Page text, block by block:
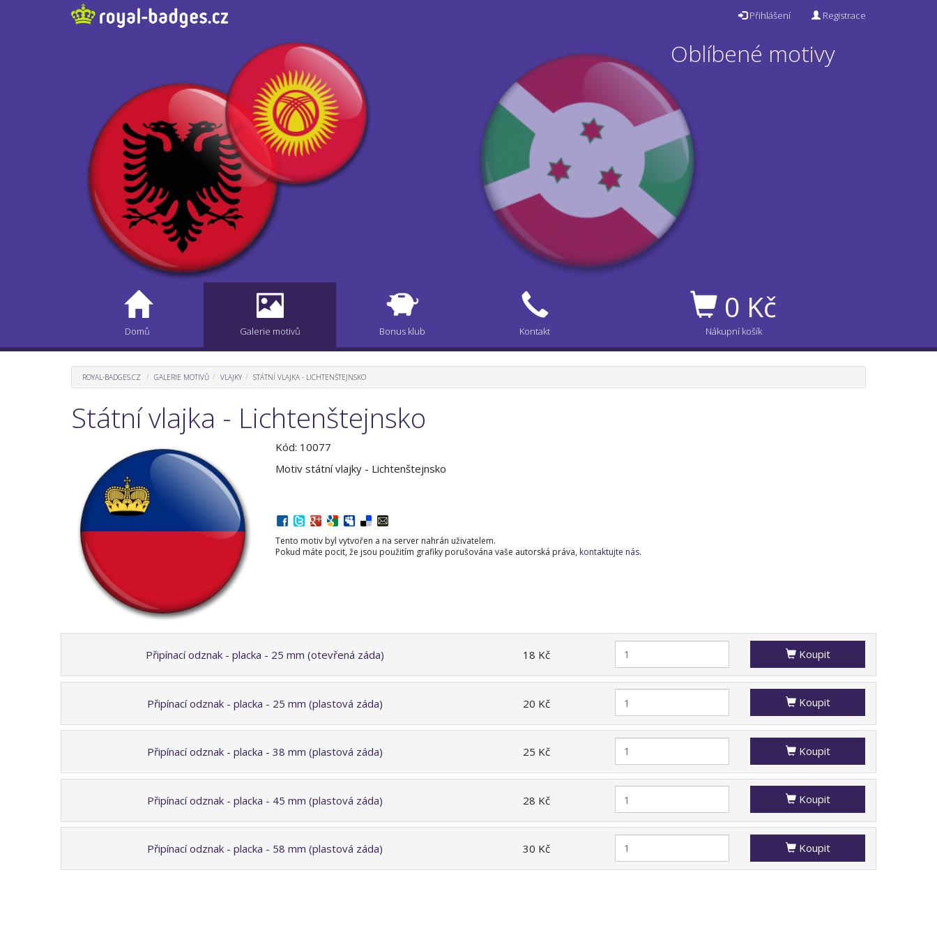
Přihlášení Registrace
Oblíbené motivy
Domů Galerie motivů Bonus klub Kontakt
0 Kč
Nákupní košík
ROYAL-BADGES.CZ GALERIE MOTIVŮ VLAJKY STÁTNÍ VLAJKA - LICHTENŠTEJNSKO
Státní vlajka - Lichtenštejnsko
Kód: 10077
Motiv státní vlajky - Lichtenštejnsko
Tento motiv byl vytvořen a na server nahrán uživatelem.
Pokud máte pocit, že jsou použitím grafiky porušována vaše autorská práva, kontaktujte nás.
Připínací odznak - placka - 25 mm (otevřená záda) 18 Kč Koupit
Připínací odznak - placka - 25 mm (plastová záda) 20 Kč Koupit
Připínací odznak - placka - 38 mm (plastová záda) 25 Kč Koupit
Připínací odznak - placka - 45 mm (plastová záda) 28 Kč Koupit
Připínací odznak - placka - 58 mm (plastová záda) 30 Kč Koupit